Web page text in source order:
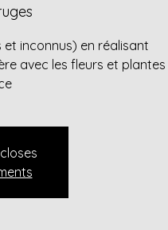
inconnus) en réalisant
avec les fleurs et plantes